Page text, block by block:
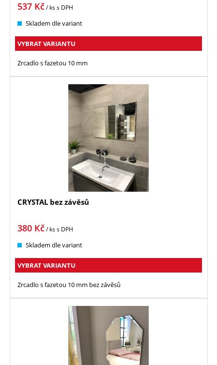
537 Kč/ kss DPH
Skladem dle variant
VYBRAT VARIANTU
Zrcadlo s fazetou 10 mm
CRYSTAL bez závěsů
380 Kč/ kss DPH
Skladem dle variant
VYBRAT VARIANTU
Zrcadlo s fazetou 10 mm bez závěsů